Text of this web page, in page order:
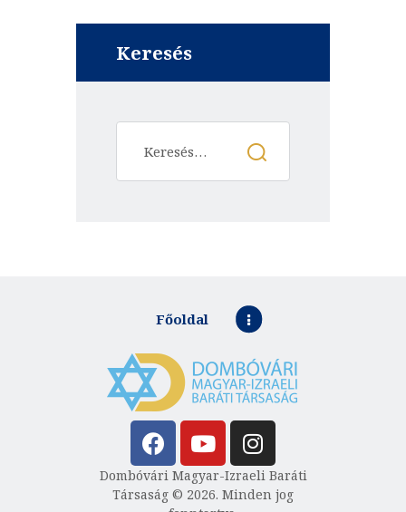
Keresés
Főoldal
Dombóvári Magyar-Izraeli Baráti
Társaság © 2026. Minden jog